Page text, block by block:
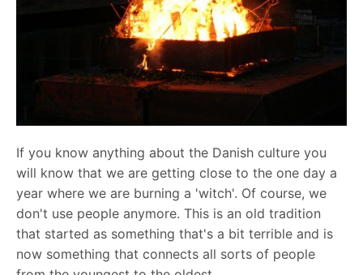
If you know anything about the Danish culture you
will know that we are getting close to the one day a
year where we are burning a 'witch'. Of course, we
don't use people anymore. This is an old tradition
that started as something that's a bit terrible and is
now something that connects all sorts of people